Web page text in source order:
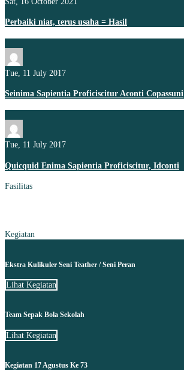
Perbaiki niat, terus usaha = Hasil
Tue, 11 July 2017
Seinima Sapientia Proficiscitur Aconti Copassuni
Tue, 11 July 2017
Quicquid Enima Sapientia Proficiscitur, Idconti
Fasilitas
Kegiatan
Ekstra Kulikuler Seni Teather / Seni Peran
Lihat Kegiatan
Team Sepak Bola Sekolah
Lihat Kegiatan
Kegiatan 17 Agustus Ke 73